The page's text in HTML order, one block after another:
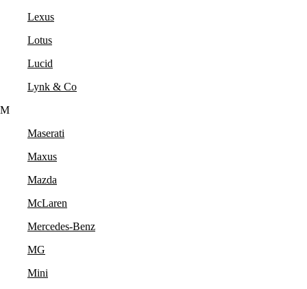
Lexus
Lotus
Lucid
Lynk & Co
M
Maserati
Maxus
Mazda
McLaren
Mercedes-Benz
MG
Mini